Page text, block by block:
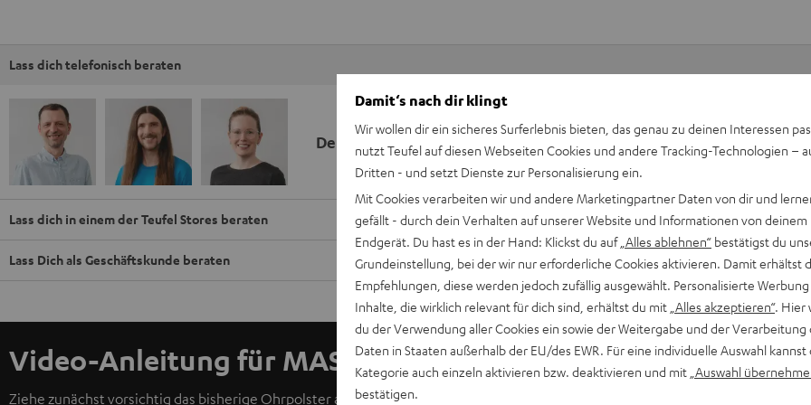
Lass dich telefonisch beraten
Deine Kaufberatung
Keinen Store in der Nähe? Kein
beraten dich auch persönlich am
Lass dich in einem der Teufel Stores beraten
Lass Dich als Geschäftskunde beraten
Video-Anleitung für MASSIVE-Ohrpolster-Wechsel
Ziehe zunächst vorsichtig das bisherige Ohrpolster ab, indem du es an seiner obersten Position mit zwei Fingern leicht vom
Damit‘s nach dir klingt
Wir wollen dir ein sicheres Surferlebnis bieten, das genau zu deinen Interessen
nutzt Teufel auf diesen Webseiten Cookies und andere Tracking-Technologien –
Dritten - und setzt Dienste zur Personalisierung ein.
Mit Cookies verarbeiten wir und andere Marketingpartner Daten von dir und
gefällt - durch dein Verhalten auf unserer Website und Informationen von deinem
Endgerät. Du hast es in der Hand: Klickst du auf „Alles ablehnen“ bestätigst du
Grundeinstellung, bei der wir nur erforderliche Cookies aktivieren. Damit erhältst
Empfehlungen, diese werden jedoch zufällig ausgewählt. Personalisierte
Inhalte, die wirklich relevant für dich sind, erhältst du mit „Alles akzeptieren“. Hier
du der Verwendung aller Cookies ein sowie der Weitergabe und der Verarbeitung
Daten in Staaten außerhalb der EU/des EWR. Für eine individuelle Auswahl kannst
Kategorie auch einzeln aktivieren bzw. deaktivieren und mit „Auswahl
bestätigen.